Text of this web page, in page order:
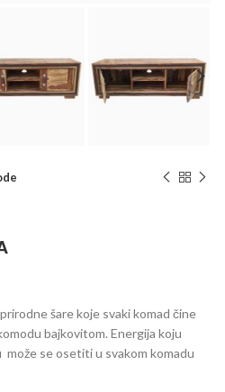
šare koje svaki komad čine
bajkovitom. Energija koju
se osetiti u svakom komadu